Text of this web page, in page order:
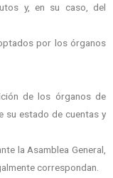
y, en su caso, del
por los órganos
de los órganos de
su estado de cuentas y
la Asamblea General,
correspondan.